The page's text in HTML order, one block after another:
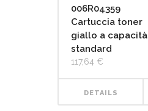
006R04359
Cartuccia toner
giallo a capacità
standard
117,64 €
DETAILS